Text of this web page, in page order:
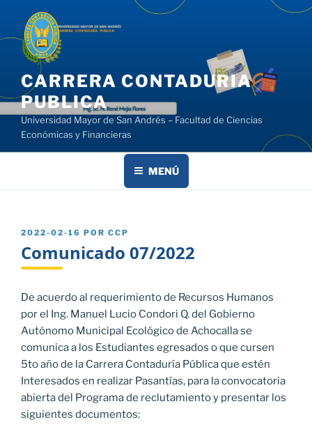
contenido
CARRERA CONTADURIA
PUBLICA
Universidad Mayor de San Andrés – Facultad de Ciencias
Económicas y Financieras
MENÚ
PUBLICADO
2022-02-16 POR CCP
Comunicado 07/2022
De acuerdo al requerimiento de Recursos Humanos
por el Ing. Manuel Lucio Condori Q. del Gobierno
Autónomo Municipal Ecológico de Achocalla se
comunica a los Estudiantes egresados o que cursen
5to año de la Carrera Contaduría Pública que estén
Interesados en realizar Pasantías, para la convocatoria
abierta del Programa de reclutamiento y presentar los
siguientes documentos: